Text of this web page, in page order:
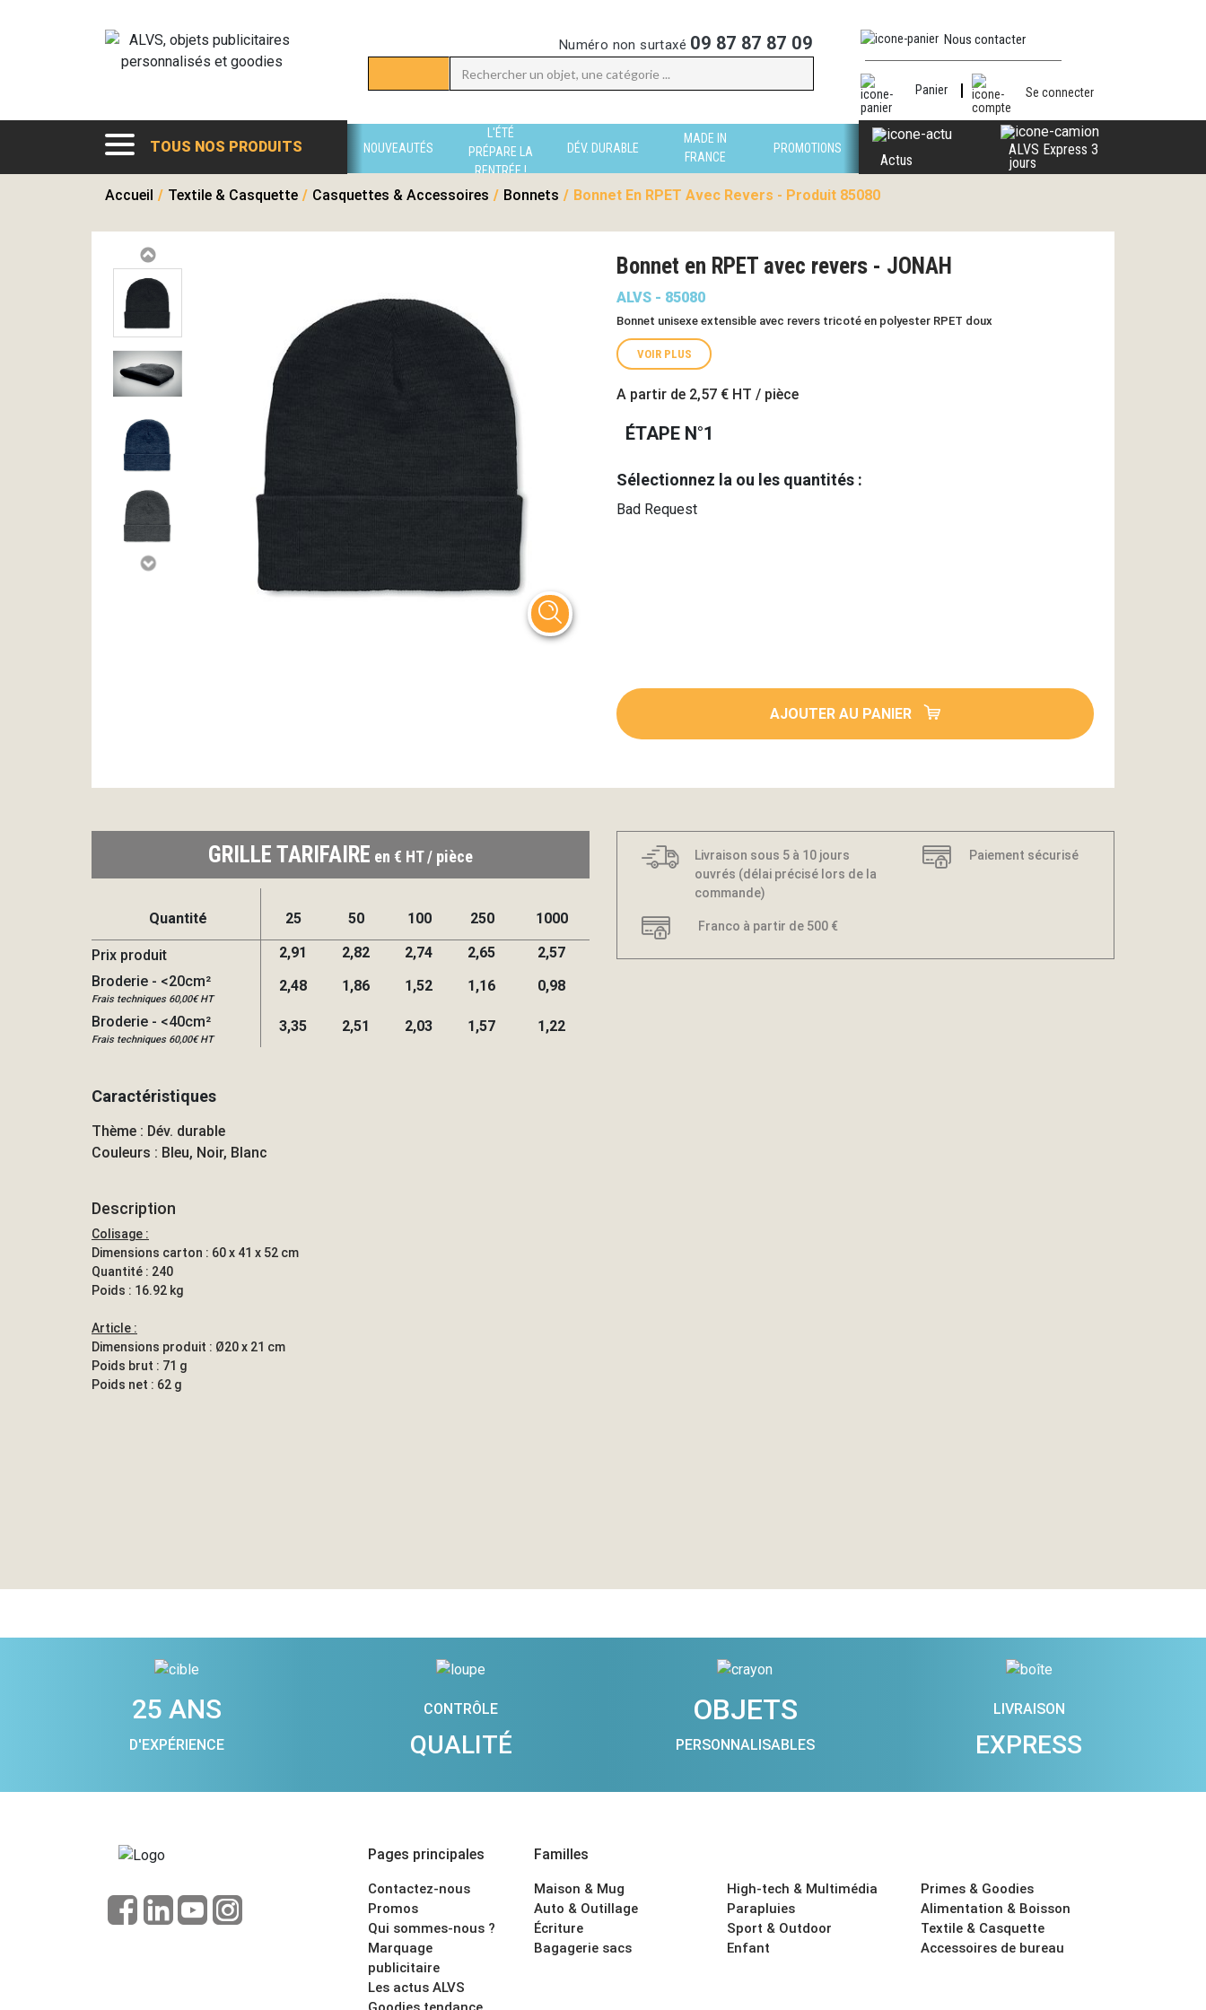
Numéro non surtaxé 09 87 87 87 09 Nous contacter
Panier Se connecter
TOUS NOS PRODUITS NOUVEAUTÉS
L'ÉTÉ
PRÉPARE LA
RENTRÉE !
DÉV. DURABLE
MADE IN
FRANCE
PROMOTIONS
Actus
ALVS Express 3
jours
Accueil / Textile & Casquette / Casquettes & Accessoires / Bonnets / Bonnet En RPET Avec Revers - Produit 85080
Bonnet en RPET avec revers - JONAH
ALVS - 85080
Bonnet unisexe extensible avec revers tricoté en polyester RPET doux
VOIR PLUS
A partir de 2,57 € HT / pièce
ÉTAPE N°1
Sélectionnez la ou les quantités :
Bad Request
AJOUTER AU PANIER
GRILLE TARIFAIRE en € HT / pièce
Quantité 25 50 100 250 1000
Prix produit 2,91 2,82 2,74 2,65
2,57
Broderie - <20cm²
Frais techniques 60,00€ HT
2,48 1,86 1,52 1,16 0,98
Broderie - <40cm²
Frais techniques 60,00€ HT
3,35 2,51 2,03 1,57 1,22
Caractéristiques
Thème : Dév. durable
Couleurs : Bleu, Noir, Blanc
Description
Colisage :
Dimensions carton : 60 x 41 x 52 cm
Quantité : 240
Poids : 16.92 kg
Article :
Dimensions produit : Ø20 x 21 cm
Poids brut : 71 g
Poids net : 62 g
Livraison sous 5 à 10 jours
ouvrés (délai précisé lors de la
commande)
Paiement sécurisé
Franco à partir de 500 €
25 ANS
D'EXPÉRIENCE
CONTRÔLE
QUALITÉ
OBJETS
PERSONNALISABLES
LIVRAISON
EXPRESS
Pages principales
Contactez-nous
Promos
Qui sommes-nous ?
Marquage
publicitaire
Les actus ALVS
Familles
Maison & Mug
Auto & Outillage
Écriture
Bagagerie sacs
High-tech & Multimédia
Parapluies
Sport & Outdoor
Enfant
Primes & Goodies
Alimentation & Boisson
Textile & Casquette
Accessoires de bureau